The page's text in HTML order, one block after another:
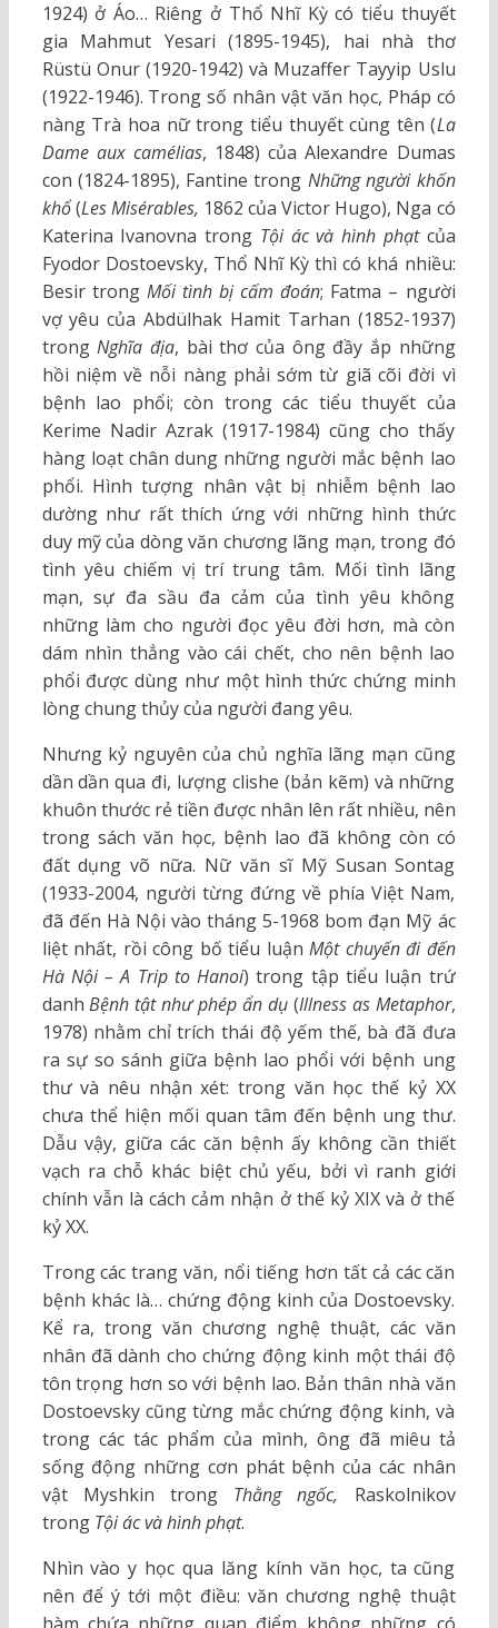
1924) ở Áo… Riêng ở Thổ Nhĩ Kỳ có tiểu thuyết
gia Mahmut Yesari (1895-1945), hai nhà thơ
Rüstü Onur (1920-1942) và Muzaffer Tayyip Uslu
(1922-1946). Trong số nhân vật văn học, Pháp có
nàng Trà hoa nữ trong tiểu thuyết cùng tên (La
Dame aux camélias, 1848) của Alexandre Dumas
con (1824-1895), Fantine trong Những người khốn
khổ(Les Misérables, 1862 của Victor Hugo), Nga có
Katerina Ivanovna trong Tội ác và hình phạtcủa
Fyodor Dostoevsky, Thổ Nhĩ Kỳ thì có khá nhiều:
Besir trong Mối tình bị cấm đoán; Fatma – người
vợ yêu của Abdülhak Hamit Tarhan (1852-1937)
trongNghĩa địa, bài thơ của ông đầy ắp những
hồi niệm về nỗi nàng phải sớm từ giã cõi đời vì
bệnh lao phổi; còn trong các tiểu thuyết của
Kerime Nadir Azrak (1917-1984) cũng cho thấy
hàng loạt chân dung những người mắc bệnh lao
phổi. Hình tượng nhân vật bị nhiễm bệnh lao
dường như rất thích ứng với những hình thức
duy mỹ của dòng văn chương lãng mạn, trong đó
tình yêu chiếm vị trí trung tâm. Mối tình lãng
mạn, sự đa sầu đa cảm của tình yêu không
những làm cho người đọc yêu đời hơn, mà còn
dám nhìn thẳng vào cái chết, cho nên bệnh lao
phổi được dùng như một hình thức chứng minh
lòng chung thủy của người đang yêu.
Nhưng kỷ nguyên của chủ nghĩa lãng mạn cũng
dần dần qua đi, lượng clishe (bản kẽm) và những
khuôn thước rẻ tiền được nhân lên rất nhiều, nên
trong sách văn học, bệnh lao đã không còn có
đất dụng võ nữa. Nữ văn sĩ Mỹ Susan Sontag
(1933-2004, người từng đứng về phía Việt Nam,
đã đến Hà Nội vào tháng 5-1968 bom đạn Mỹ ác
liệt nhất, rồi công bố tiểu luận Một chuyến đi đến
Hà Nội – A Trip to Hanoi) trong tập tiểu luận trứ
danhBệnh tật như phép ẩn dụ(Illness as Metaphor,
1978) nhằm chỉ trích thái độ yếm thế, bà đã đưa
ra sự so sánh giữa bệnh lao phổi với bệnh ung
thư và nêu nhận xét: trong văn học thế kỷ XX
chưa thể hiện mối quan tâm đến bệnh ung thư.
Dẫu vậy, giữa các căn bệnh ấy không cần thiết
vạch ra chỗ khác biệt chủ yếu, bởi vì ranh giới
chính vẫn là cách cảm nhận ở thế kỷ XIX và ở thế
kỷ XX.
Trong các trang văn, nổi tiếng hơn tất cả các căn
bệnh khác là… chứng động kinh của Dostoevsky.
Kể ra, trong văn chương nghệ thuật, các văn
nhân đã dành cho chứng động kinh một thái độ
tôn trọng hơn so với bệnh lao. Bản thân nhà văn
Dostoevsky cũng từng mắc chứng động kinh, và
trong các tác phẩm của mình, ông đã miêu tả
sống động những cơn phát bệnh của các nhân
vật Myshkin trong Thằng ngốc, Raskolnikov
trong Tội ác và hình phạt.
Nhìn vào y học qua lăng kính văn học, ta cũng
nên để ý tới một điều: văn chương nghệ thuật